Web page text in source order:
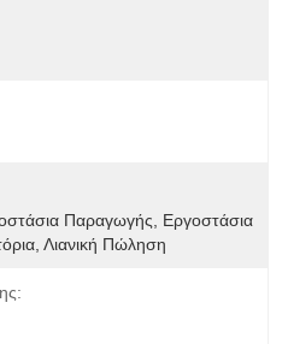
Παραγωγής, Εργοστάσια
Λιανική Πώληση